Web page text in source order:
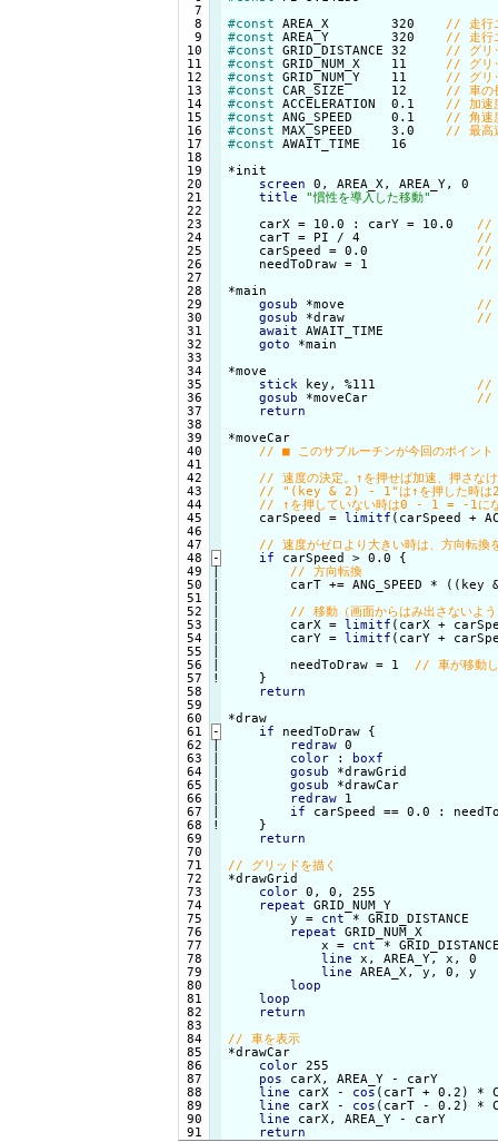
  7
  8
  9
10
11
12
13
14
15
16
17
18
19
20
21
22
23
24
25
26
27
28
29
30
31
32
33
34
35
36
37
38
39
40
41
42
43
44
45
46
47
48
49
50
51
52
53
54
55
56
57
59
60
61
62
63
64
65
66
67
68
70
71
72
73
74
75
76
77
78
79
80
81
82
83
84
85
86
87
88
89
90
-
!
-
!
#const
AREA_X        320
#const
AREA_Y        320
#const
GRID_DISTANCE 32
#const
GRID_NUM_X    11
#const
GRID_NUM_Y    11
#const
CAR_SIZE      12
#const
ACCELERATION  0.1
#const
ANG_SPEED     0.1
#const
MAX_SPEED     3.0
#const
AWAIT_TIME    16
*init
screen
0, AREA_X, AREA_Y, 0
title
"慣性を導入した移動"
    carX = 10.0 : carY = 10.0
    carT = PI / 4
    carSpeed = 0.0
    needToDraw = 1
*main
gosub
*move
gosub
*draw
await
AWAIT_TIME
goto
*main
*move
stick key, %111
gosub
*moveCar
return
*moveCar
    carSpeed =
limitf (carSpeed +
if
carSpeed > 0.0 {
carT += ANG_SPEED * ((key
        carX =
limitf (carX +
        carY =
limitf (carY +
        needToDraw = 1
}
return
*draw
if
needToDraw {
redraw 0
color :
boxf
gosub
*drawGrid
gosub
*drawCar
redraw 1
if
carSpeed == 0.0 :
}
return
*drawGrid
color 0, 0, 255
repeat
GRID_NUM_Y
        y =
cnt
* GRID_DISTANCE
repeat
GRID_NUM_X
            x =
cnt
*
line
x, AREA_Y, x, 0
line
AREA_X, y, 0, y
loop
loop
return
*drawCar
color 255
pos
carX, AREA_Y - carY
line
carX - cos (carT + 0.2) *
line
carX - cos (carT - 0.2) *
line
carX, AREA_Y - carY
return